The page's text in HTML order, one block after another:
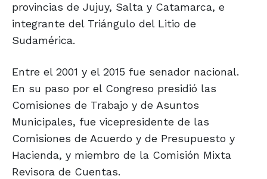
provincias de Jujuy, Salta y Catamarca, e
integrante del Triángulo del Litio de
Sudamérica.
Entre el 2001 y el 2015 fue senador nacional.
En su paso por el Congreso presidió las
Comisiones de Trabajo y de Asuntos
Municipales, fue vicepresidente de las
Comisiones de Acuerdo y de Presupuesto y
Hacienda, y miembro de la Comisión Mixta
Revisora de Cuentas.